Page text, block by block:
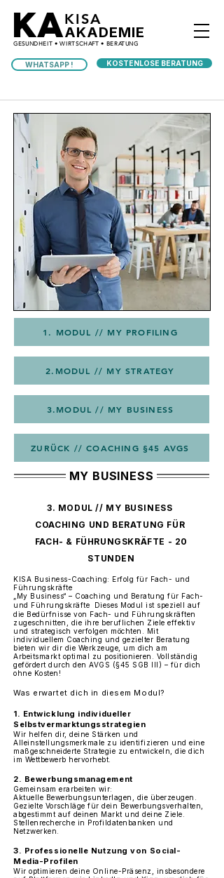
KAKISA
AKADEMIE
GESUNDHEIT • WIRTSCHAFT • BERATUNG
WHATSAPP ! KOSTENLOSE BERATUNG
1. MODUL // MY PROFILING
2.MODUL // MY STRATEGY
3.MODUL // MY BUSINESS
ZURÜCK // COACHING §45 AVGS
MY BUSINESS
3. MODUL // MY BUSINESS
COACHING UND BERATUNG FÜR
FACH- & FÜHRUNGSKRÄFTE - 20
STUNDEN
KISA Business-Coaching: Erfolg für Fach- und
Führungskräfte
„My Business“ – Coaching und Beratung für Fach-
und Führungskräfte Dieses Modul ist speziell auf
die Bedürfnisse von Fach- und Führungskräften
zugeschnitten, die ihre beruflichen Ziele effektiv
und strategisch verfolgen möchten. Mit
individuellem Coaching und gezielter Beratung
bieten wir dir die Werkzeuge, um dich am
Arbeitsmarkt optimal zu positionieren. Vollständig
gefördert durch den AVGS (§45 SGB III) – für dich
ohne Kosten!
Was erwartet dich in diesem Modul?
1. Entwicklung individueller
Selbstvermarktungsstrategien
Wir helfen dir, deine Stärken und
Alleinstellungsmerkmale zu identifizieren und eine
maßgeschneiderte Strategie zu entwickeln, die dich
im Wettbewerb hervorhebt.
2. Bewerbungsmanagement
Gemeinsam erarbeiten wir:
Aktuelle Bewerbungsunterlagen, die überzeugen.
Gezielte Vorschläge für dein Bewerbungsverhalten,
abgestimmt auf deinen Markt und deine Ziele.
Stellenrecherche in Profildatenbanken und
Netzwerken.
3. Professionelle Nutzung von Social-
Media-Profilen
Wir optimieren deine Online-Präsenz, insbesondere